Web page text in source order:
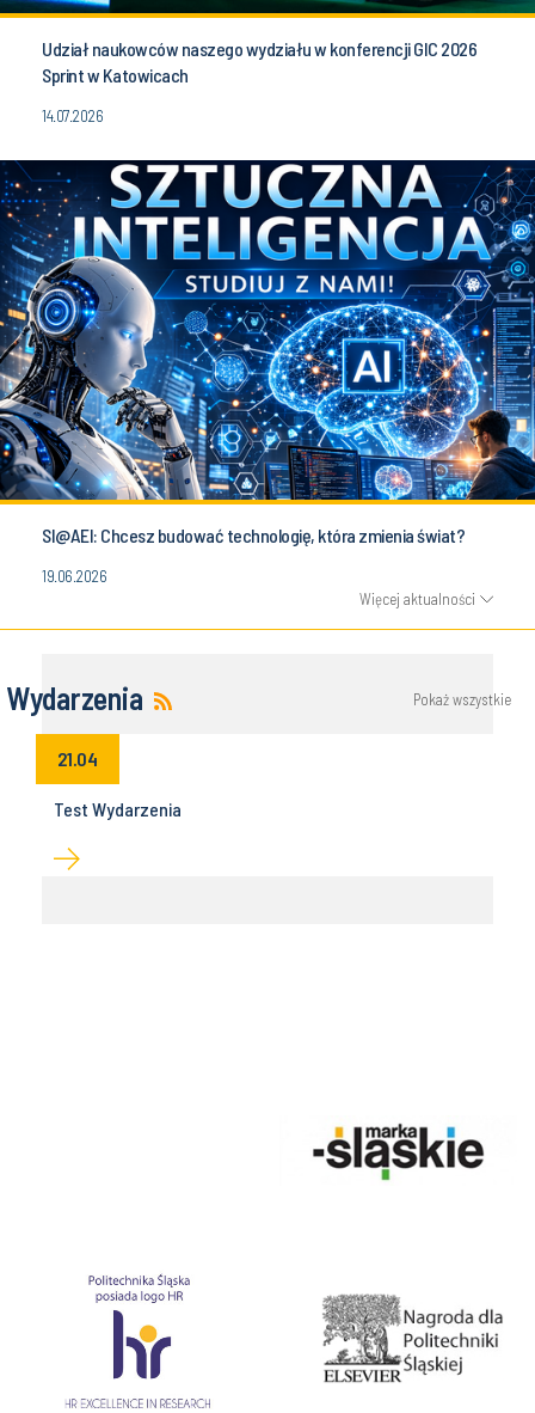
Udział naukowców naszego wydziału w konferencji GIC 2026
Sprint w Katowicach
14.07.2026
SI@AEI: Chcesz budować technologię, która zmienia świat?
19.06.2026
Więcej aktualności
Wydarzenia Pokaż wszystkie
21.04
Test Wydarzenia